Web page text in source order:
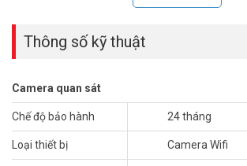
Thông số kỹ thuật
Camera quan sát
Chế độ bảo hành 24 tháng
Loại thiết bị Camera Wifi